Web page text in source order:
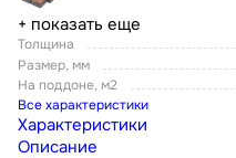
+ показать еще
Толщина
Размер, мм
На поддоне, м2
Все характеристики
Характеристики
Описание